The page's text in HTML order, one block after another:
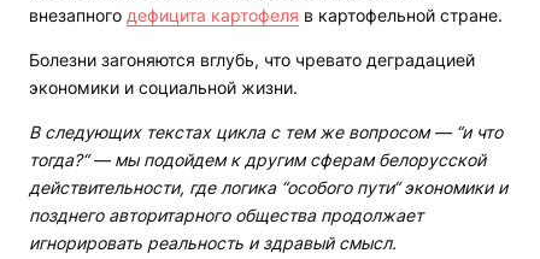
внезапного дефицита картофеля в картофельной стране.
Болезни загоняются вглубь, что чревато деградацией
экономики и социальной жизни.
В следующих текстах цикла с тем же вопросом — “и что
тогда?“ — мы подойдем к другим сферам белорусской
действительности, где логика “особого пути“ экономики и
позднего авторитарного общества продолжает
игнорировать реальность и здравый смысл.